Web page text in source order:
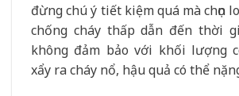
đừng chú ý tiết kiệm quá mà chọn
chống cháy thấp dẫn đến thời
không đảm bảo với khối lượng
xẩy ra cháy nổ, hậu quả có thể